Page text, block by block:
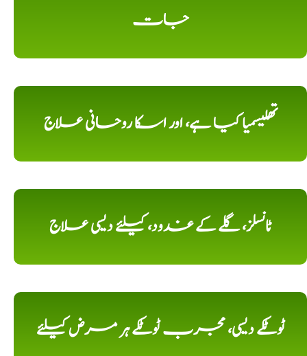
جات
تھلیسمیا کیا ہے، اور اسکا روحانی علاج
ٹانسلز، گلے کے غدود، کیلئے دیسی علاج
ٹوٹکے دیسی، مجرب ٹوٹکے ہر مرض کیلئے